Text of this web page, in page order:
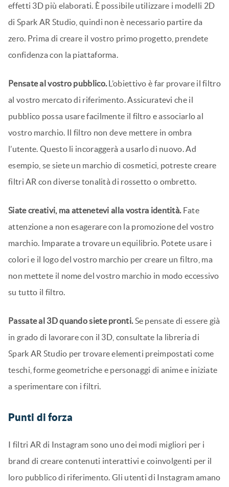
effetti 3D più elaborati. È possibile utilizzare i modelli 2D
di Spark AR Studio, quindi non è necessario partire da
zero. Prima di creare il vostro primo progetto, prendete
confidenza con la piattaforma.
Pensate al vostro pubblico.L’obiettivo è far provare il filtro
al vostro mercato di riferimento. Assicuratevi che il
pubblico possa usare facilmente il filtro e associarlo al
vostro marchio. Il filtro non deve mettere in ombra
l’utente. Questo li incoraggerà a usarlo di nuovo. Ad
esempio, se siete un marchio di cosmetici, potreste creare
filtri AR con diverse tonalità di rossetto o ombretto.
Siate creativi, ma attenetevi alla vostra identità. Fate
attenzione a non esagerare con la promozione del vostro
marchio. Imparate a trovare un equilibrio. Potete usare i
colori e il logo del vostro marchio per creare un filtro, ma
non mettete il nome del vostro marchio in modo eccessivo
su tutto il filtro.
Passate al 3D quando siete pronti.Se pensate di essere già
in grado di lavorare con il 3D, consultate la libreria di
Spark AR Studio per trovare elementi preimpostati come
teschi, forme geometriche e personaggi di anime e iniziate
a sperimentare con i filtri.
Punti di forza
I filtri AR di Instagram sono uno dei modi migliori per i
brand di creare contenuti interattivi e coinvolgenti per il
loro pubblico di riferimento. Gli utenti di Instagram amano